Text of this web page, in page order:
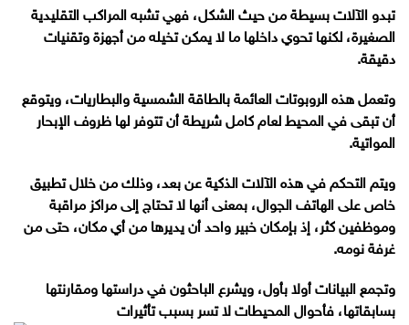
تبدو الآلات بسيطة من حيث الشكل، فهي تشبه المراكب التقليدية
الصغيرة، لكنها تحوي داخلها ما لا يمكن تخيله من أجهزة وتقنيات
دقيقة.
وتعمل هذه الروبوتات العائمة بالطاقة الشمسية والبطاريات، ويتوقع
أن تبقى في المحيط لعام كامل شريطة أن تتوفر لها ظروف الإبحار
المواتية.
ويتم التحكم في هذه الآلات الذكية عن بعد، وذلك من خلال تطبيق
خاص على الهاتف الجوال، بمعنى أنها لا تحتاج إلى مراكز مراقبة
وموظفين كثر، إذ بإمكان خبير واحد أن يديرها من أي مكان، حتى من
غرفة نومه.
وتجمع البيانات أولا بأول، ويشرع الباحثون في دراستها ومقارنتها
بسابقاتها، فأحوال المحيطات لا تسر بسبب تأثيرات